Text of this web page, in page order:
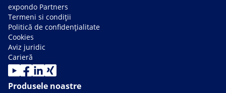
expondo Partners
Termeni si condiții
Politică de confidențialitate
Cookies
Aviz juridic
Carieră
Produsele noastre